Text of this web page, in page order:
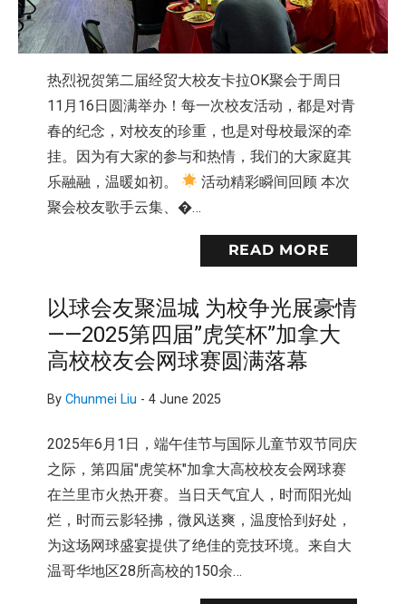
热烈祝贺第二届经贸大校友卡拉OK聚会于周日
11月16日圆满举办！每一次校友活动，都是对青
春的纪念，对校友的珍重，也是对母校最深的牵
挂。因为有大家的参与和热情，我们的大家庭其
乐融融，温暖如初。
活动精彩瞬间回顾 本次
聚会校友歌手云集、�…
READ MORE
以球会友聚温城 为校争光展豪情
——2025第四届”虎笑杯”加拿大
高校校友会网球赛圆满落幕
By Chunmei Liu - 4 June 2025
2025年6月1日，端午佳节与国际儿童节双节同庆
之际，第四届"虎笑杯"加拿大高校校友会网球赛
在兰里市火热开赛。当日天气宜人，时而阳光灿
烂，时而云影轻拂，微风送爽，温度恰到好处，
为这场网球盛宴提供了绝佳的竞技环境。来自大
温哥华地区28所高校的150余…